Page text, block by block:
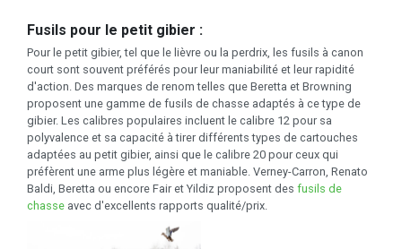
Fusils pour le petit gibier :
Pour le petit gibier, tel que le lièvre ou la perdrix, les fusils à canon
court sont souvent préférés pour leur maniabilité et leur rapidité
d'action. Des marques de renom telles que Beretta et Browning
proposent une gamme de fusils de chasse adaptés à ce type de
gibier. Les calibres populaires incluent le calibre 12 pour sa
polyvalence et sa capacité à tirer différents types de cartouches
adaptées au petit gibier, ainsi que le calibre 20 pour ceux qui
préfèrent une arme plus légère et maniable. Verney-Carron, Renato
Baldi, Beretta ou encore Fair et Yildiz proposent des fusils de
chasse avec d'excellents rapports qualité/prix.